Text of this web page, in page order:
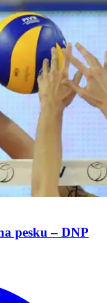
pesku – DNP